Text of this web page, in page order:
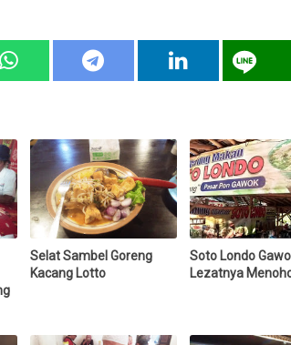
Selat Sambel Goreng
Kacang Lotto
Soto Londo
Lezatnya